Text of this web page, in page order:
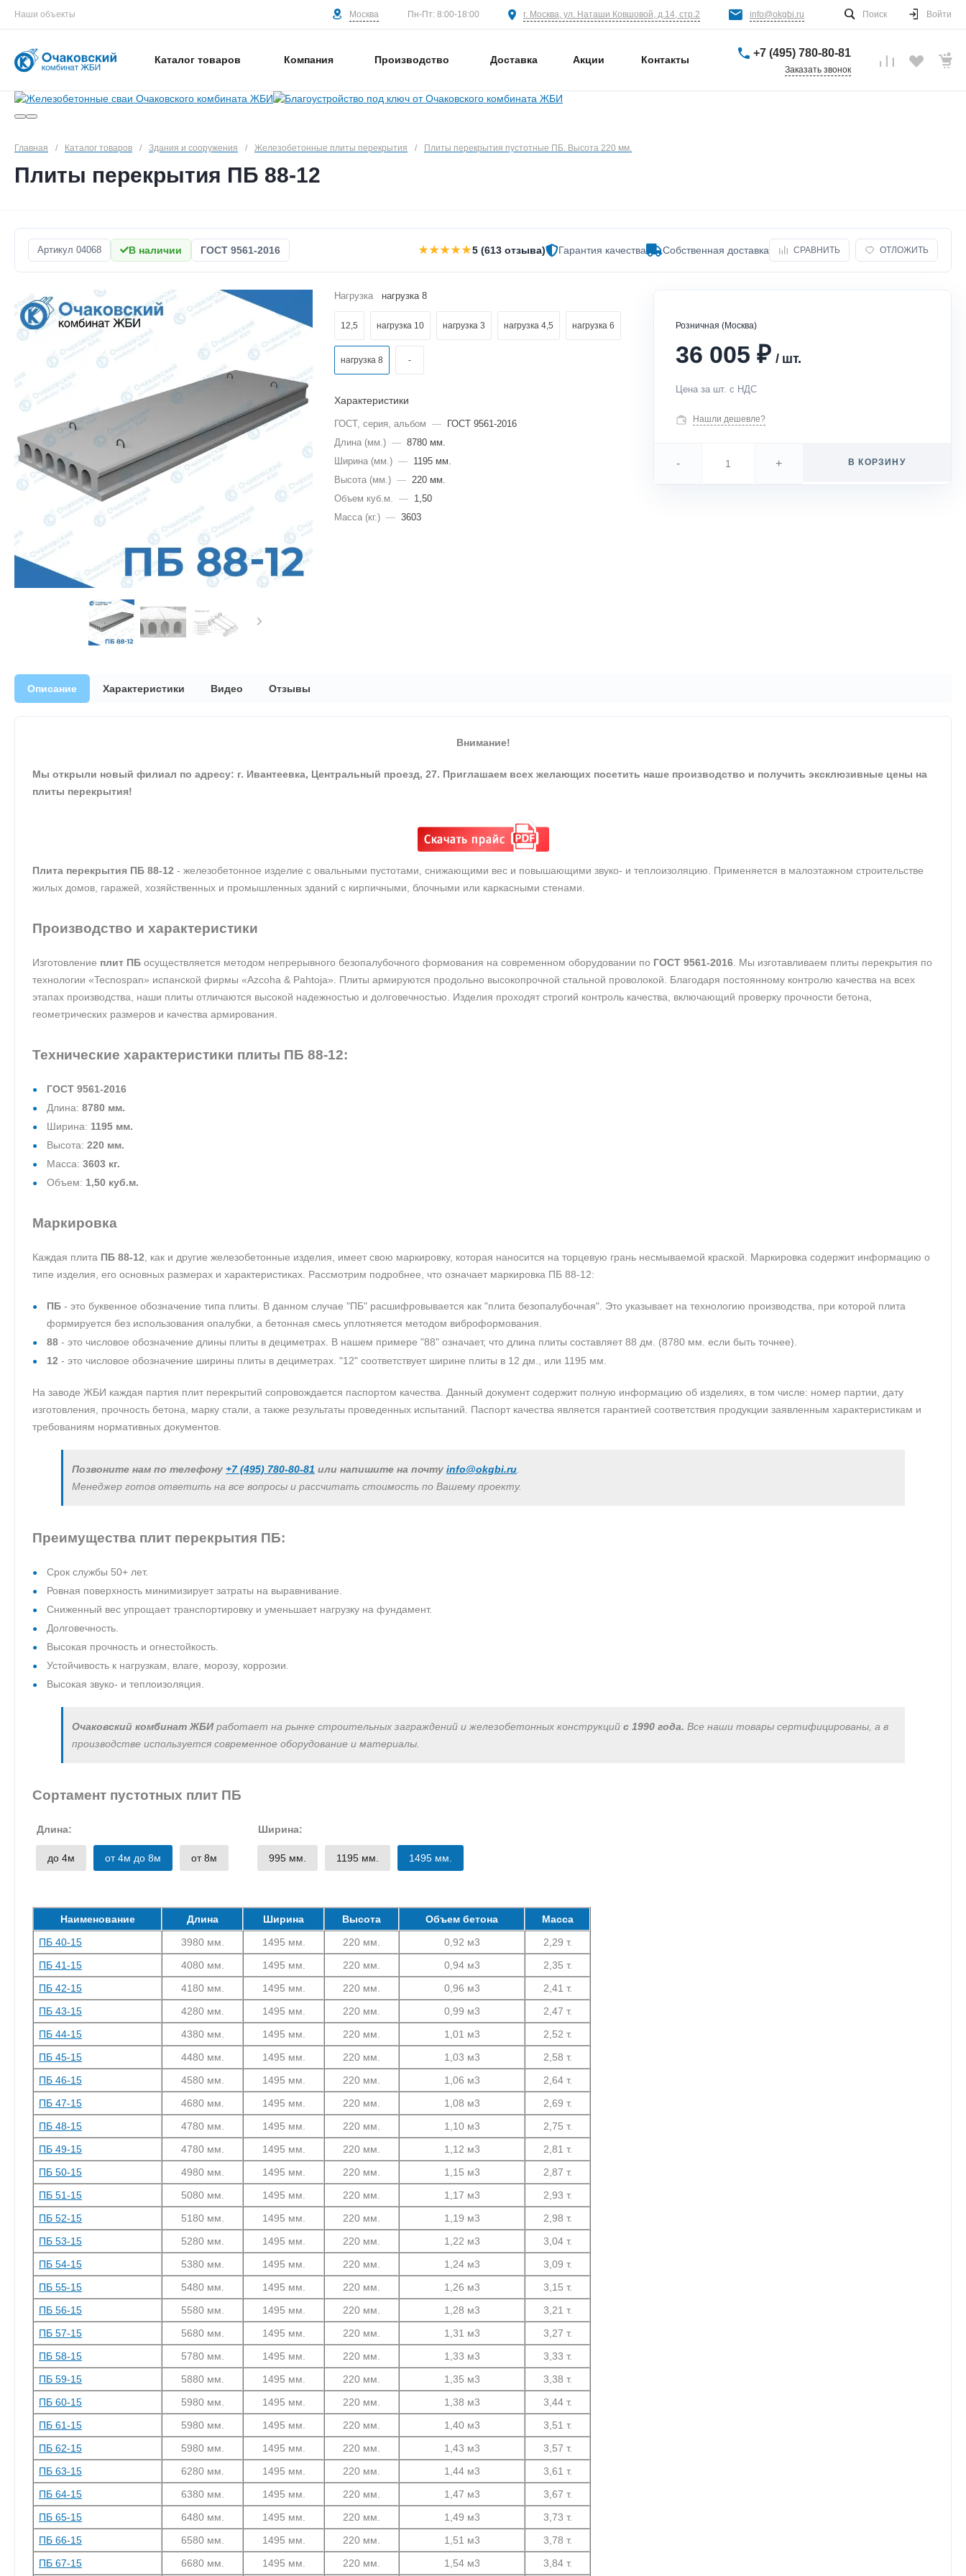
Наши объекты Москва Пн-Пт: 8:00-18:00 г. Москва, ул. Наташи Ковшовой, д.14, стр.2 info@okgbi.ru Поиск Войти
Каталог товаров Компания Производство Доставка Акции Контакты
+7 (495) 780-80-81
Заказать звонок
Главная / Каталог товаров / Здания и сооружения / Железобетонные плиты перекрытия / Плиты перекрытия пустотные ПБ. Высота 220 мм.
Плиты перекрытия ПБ 88-12
Артикул 04068 В наличии ГОСТ 9561-2016 ★★★★★5 (613 отзыва) Гарантия качества Собственная доставка СРАВНИТЬ ОТЛОЖИТЬ
Нагрузка нагрузка 8
12,5 нагрузка 10 нагрузка 3 нагрузка 4,5 нагрузка 6
нагрузка 8 -
Характеристики
ГОСТ, серия, альбом —
ГОСТ 9561-2016
Длина (мм.) — 8780 мм.
Ширина (мм.) —
1195 мм.
Высота (мм.) — 220 мм.
Объем куб.м. —
1,50
Масса (кг.) — 3603
Розничная (Москва)
36 005₽ / шт.
Цена за шт. с НДС
Нашли дешевле?
- + В КОРЗИНУ
Описание Характеристики Видео Отзывы
Внимание!
Мы открыли новый филиал по адресу: г. Ивантеевка, Центральный проезд, 27. Приглашаем всех желающих посетить наше производство и получить эксклюзивные цены на
плиты перекрытия!
Плита перекрытия ПБ 88-12 - железобетонное изделие с овальными пустотами, снижающими вес и повышающими звуко- и теплоизоляцию. Применяется в малоэтажном строительстве
жилых домов, гаражей, хозяйственных и промышленных зданий с кирпичными, блочными или каркасными стенами.
Производство и характеристики
Изготовление плит ПБ осуществляется методом непрерывного безопалубочного формования на современном оборудовании по ГОСТ 9561-2016 . Мы изготавливаем плиты перекрытия по
технологии «Tecnospan» испанской фирмы «Azcoha & Pahtoja». Плиты армируются продольно высокопрочной стальной проволокой. Благодаря постоянному контролю качества на всех
этапах производства, наши плиты отличаются высокой надежностью и долговечностью. Изделия проходят строгий контроль качества, включающий проверку прочности бетона,
геометрических размеров и качества армирования.
Технические характеристики плиты ПБ 88-12:
ГОСТ 9561-2016
Длина: 8780 мм.
Ширина: 1195 мм.
Высота: 220 мм.
Масса: 3603 кг.
Объем: 1,50 куб.м.
Маркировка
Каждая плита ПБ 88-12 , как и другие железобетонные изделия, имеет свою маркировку, которая наносится на торцевую грань несмываемой краской. Маркировка содержит информацию о
типе изделия, его основных размерах и характеристиках. Рассмотрим подробнее, что означает маркировка ПБ 88-12:
ПБ - это буквенное обозначение типа плиты. В данном случае "ПБ" расшифровывается как "плита безопалубочная". Это указывает на технологию производства, при которой плита
формируется без использования опалубки, а бетонная смесь уплотняется методом виброформования.
88 - это числовое обозначение длины плиты в дециметрах. В нашем примере "88" означает, что длина плиты составляет 88 дм. (8780 мм. если быть точнее).
12 - это числовое обозначение ширины плиты в дециметрах. "12" соответствует ширине плиты в 12 дм., или 1195 мм.
На заводе ЖБИ каждая партия плит перекрытий сопровождается паспортом качества. Данный документ содержит полную информацию об изделиях, в том числе: номер партии, дату
изготовления, прочность бетона, марку стали, а также результаты проведенных испытаний. Паспорт качества является гарантией соответствия продукции заявленным характеристикам и
требованиям нормативных документов.
Позвоните нам по телефону +7 (495) 780-80-81 или напишите на почту info@okgbi.ru
Менеджер готов ответить на все вопросы и рассчитать стоимость по Вашему проекту.
Преимущества плит перекрытия ПБ:
Срок службы 50+ лет.
Ровная поверхность минимизирует затраты на выравнивание.
Сниженный вес упрощает транспортировку и уменьшает нагрузку на фундамент.
Долговечность.
Высокая прочность и огнестойкость.
Устойчивость к нагрузкам, влаге, морозу, коррозии.
Высокая звуко- и теплоизоляция.
Очаковский комбинат ЖБИработает на рынке строительных заграждений и железобетонных конструкций с 1990 года. Все наши товары сертифицированы, а в
производстве используется современное оборудование и материалы.
Сортамент пустотных плит ПБ
Длина:
до 4м от 4м до 8м от 8м
Ширина:
995 мм. 1195 мм. 1495 мм.
Наименование Длина Ширина Высота Объем бетона
Масса
ПБ 40-15
3980 мм. 1495 мм. 220 мм. 0,92 м3
2,29 т.
ПБ 41-15
4080 мм. 1495 мм. 220 мм. 0,94 м3
2,35 т.
ПБ 42-15
4180 мм. 1495 мм. 220 мм. 0,96 м3
2,41 т.
ПБ 43-15
4280 мм. 1495 мм. 220 мм. 0,99 м3
2,47 т.
ПБ 44-15
4380 мм. 1495 мм. 220 мм. 1,01 м3
2,52 т.
ПБ 45-15
4480 мм. 1495 мм. 220 мм. 1,03 м3
2,58 т.
ПБ 46-15
4580 мм. 1495 мм. 220 мм. 1,06 м3
2,64 т.
ПБ 47-15
4680 мм. 1495 мм. 220 мм. 1,08 м3
2,69 т.
ПБ 48-15
4780 мм. 1495 мм. 220 мм. 1,10 м3
2,75 т.
ПБ 49-15
4780 мм. 1495 мм. 220 мм. 1,12 м3
2,81 т.
ПБ 50-15
4980 мм. 1495 мм. 220 мм. 1,15 м3
2,87 т.
ПБ 51-15
5080 мм. 1495 мм. 220 мм. 1,17 м3
2,93 т.
ПБ 52-15
5180 мм. 1495 мм. 220 мм. 1,19 м3
2,98 т.
ПБ 53-15
5280 мм. 1495 мм. 220 мм. 1,22 м3
3,04 т.
ПБ 54-15
5380 мм. 1495 мм. 220 мм. 1,24 м3
3,09 т.
ПБ 55-15
5480 мм. 1495 мм. 220 мм. 1,26 м3
3,15 т.
ПБ 56-15
5580 мм. 1495 мм. 220 мм. 1,28 м3
3,21 т.
ПБ 57-15
5680 мм. 1495 мм. 220 мм. 1,31 м3
3,27 т.
ПБ 58-15
5780 мм. 1495 мм. 220 мм. 1,33 м3
3,33 т.
ПБ 59-15
5880 мм. 1495 мм. 220 мм. 1,35 м3
3,38 т.
ПБ 60-15
5980 мм. 1495 мм. 220 мм. 1,38 м3
3,44 т.
ПБ 61-15
5980 мм. 1495 мм. 220 мм. 1,40 м3
3,51 т.
ПБ 62-15
5980 мм. 1495 мм. 220 мм. 1,43 м3
3,57 т.
ПБ 63-15
6280 мм. 1495 мм. 220 мм. 1,44 м3
3,61 т.
ПБ 64-15
6380 мм. 1495 мм. 220 мм. 1,47 м3
3,67 т.
ПБ 65-15
6480 мм. 1495 мм. 220 мм. 1,49 м3
3,73 т.
ПБ 66-15
6580 мм. 1495 мм. 220 мм. 1,51 м3
3,78 т.
ПБ 67-15
6680 мм. 1495 мм. 220 мм. 1,54 м3 3,84 т.